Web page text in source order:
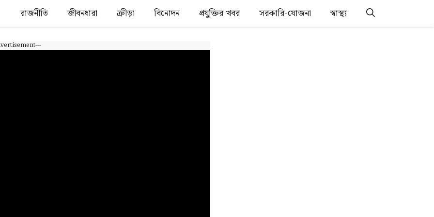
রাজনীতি জীবনধারা ক্রীড়া বিনোদন প্রযুক্তির খবর সরকারি-যোজনা স্বাস্থ্য